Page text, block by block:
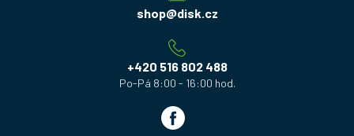
shop@disk.cz
+420 516 802 488